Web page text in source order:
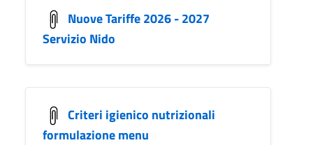
Nuove Tariffe 2026 - 2027
Servizio Nido
Criteri igienico nutrizionali
formulazione menu